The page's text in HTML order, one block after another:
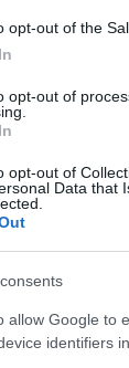
opt-out of the
opt-out of
opt-out of
Data that
allow Google to
identifiers
tartható az